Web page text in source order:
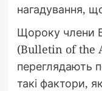
нагадування,
Щороку члени
(Bulletin of the
переглядають
такі фактори,